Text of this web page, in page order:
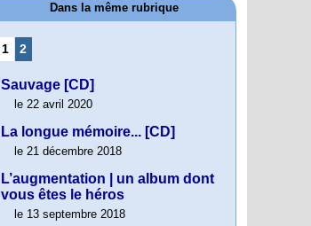
Dans la même rubrique
1 2
Sauvage [CD]
le 22 avril 2020
La longue mémoire... [CD]
le 21 décembre 2018
L’augmentation | un album dont
vous êtes le héros
le 13 septembre 2018